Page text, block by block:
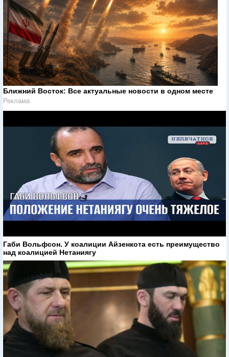
Ближний Восток: Все актуальные новости в одном месте
Реклама
Габи Вольфсон. У коалиции Айзенкота есть преимущество
над коалицией Нетаниягу